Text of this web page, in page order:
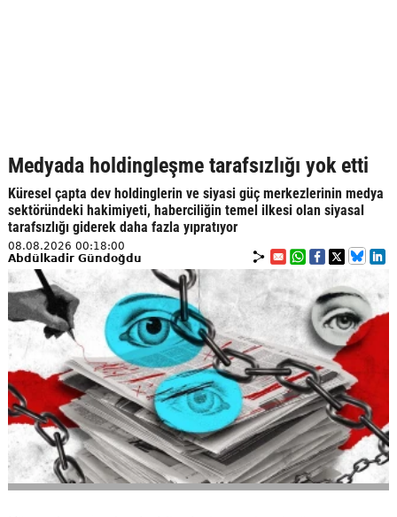
Medyada holdingleşme tarafsızlığı yok etti
Küresel çapta dev holdinglerin ve siyasi güç merkezlerinin medya
sektöründeki hakimiyeti, haberciliğin temel ilkesi olan siyasal
tarafsızlığı giderek daha fazla yıpratıyor
08.08.2026 00:18:00
Abdülkadir Gündoğdu